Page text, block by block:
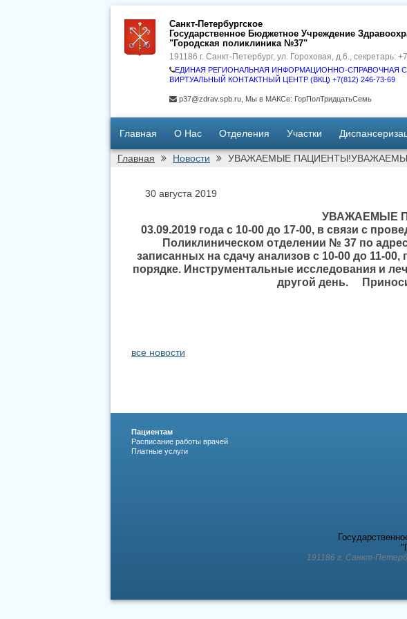
Санкт-Петербургское
Государственное Бюджетное Учреждение
"Городская поликлиника №37"
191186 г. Санкт-Петербург, ул. Гороховая, д.6., секретарь:
ЕДИНАЯ РЕГИОНАЛЬНАЯ ИНФОРМАЦИОННО-СПРАВОЧНАЯ
ВИРТУАЛЬНЫЙ КОНТАКТНЫЙ ЦЕНТР (ВКЦ) +7(812) 246-73-69
p37@zdrav.spb.ru, Мы в МАКСе: ГорПолТридцатьСемь
Главная О Нас Отделения Участки
Главная Новости УВАЖАЕМЫЕ
30 августа 2019
УВАЖАЕМЫЕ
03.09.2019 года с 10-00 до 17-00, в связи с
Поликлиническом отделении № 37 по
записанных на сдачу анализов с 10-00 до 11-
порядке. Инструментальные исследования и
другой день.
все новости
Пациентам
Расписание работы врачей
Платные услуги
191186 г. Санкт-